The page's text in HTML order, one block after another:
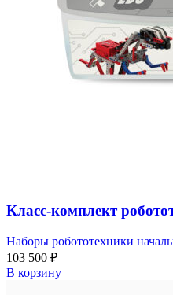
Класс-комплект
Наборы робототехники
103 500 ₽
В корзину